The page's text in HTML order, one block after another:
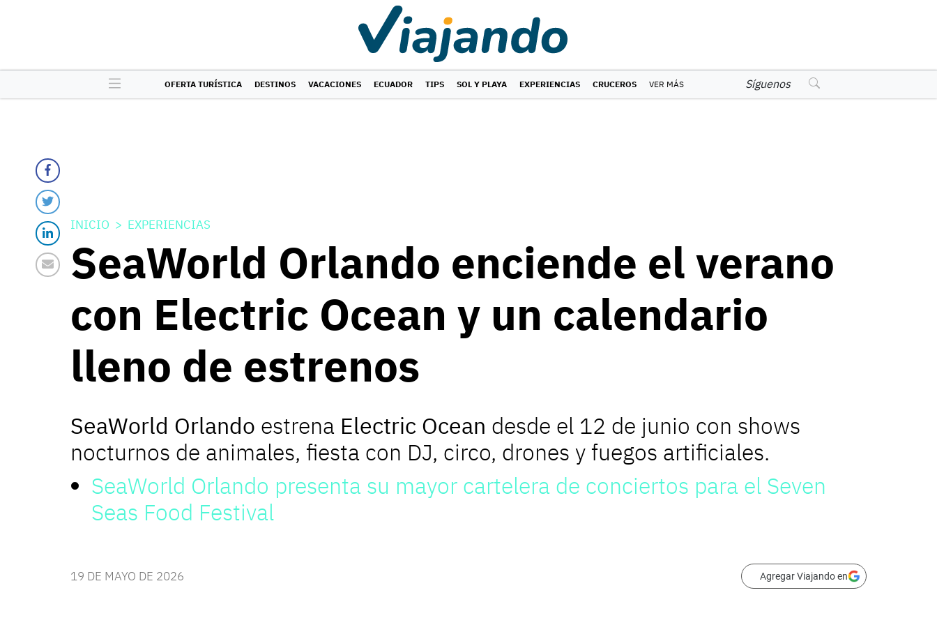
OFERTA TURÍSTICA DESTINOS VACACIONES ECUADOR TIPS SOL Y PLAYA EXPERIENCIAS CRUCEROS VER MÁS Síguenos
INICIO EXPERIENCIAS
SeaWorld Orlando enciende el verano
con Electric Ocean y un calendario
lleno de estrenos
SeaWorld Orlando estrena Electric Ocean desde el 12 de junio con shows
nocturnos de animales, fiesta con DJ, circo, drones y fuegos artificiales.
SeaWorld Orlando presenta su mayor cartelera de conciertos para el Seven
Seas Food Festival
19 DE MAYO DE 2026 Agregar Viajando en